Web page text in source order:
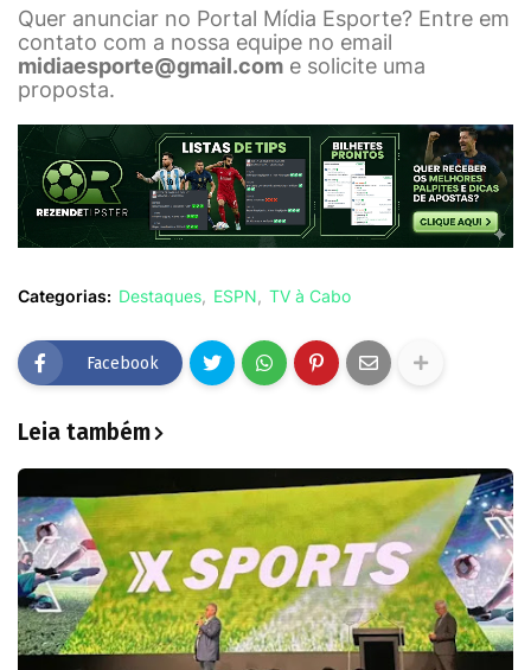
Quer anunciar no Portal Mídia Esporte? Entre em
contato com a nossa equipe no email
midiaesporte@gmail.com e solicite uma
proposta.
Categorias: Destaques ESPN TV à Cabo
Facebook
Leia também